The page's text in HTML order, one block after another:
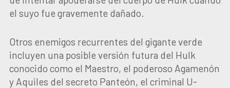
el suyo fue gravemente dañado.
Otros enemigos recurrentes del gigante verde
incluyen una posible versión futura del Hulk
conocido como el Maestro, el poderoso Agamenón
y Aquiles del secreto Panteón, el criminal U-